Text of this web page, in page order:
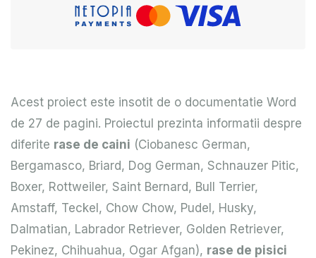
Acest proiect este insotit de o documentatie Word
de 27 de pagini. Proiectul prezinta informatii despre
diferite rase de caini (Ciobanesc German,
Bergamasco, Briard, Dog German, Schnauzer Pitic,
Boxer, Rottweiler, Saint Bernard, Bull Terrier,
Amstaff, Teckel, Chow Chow, Pudel, Husky,
Dalmatian, Labrador Retriever, Golden Retriever,
Pekinez, Chihuahua, Ogar Afgan), rase de pisici